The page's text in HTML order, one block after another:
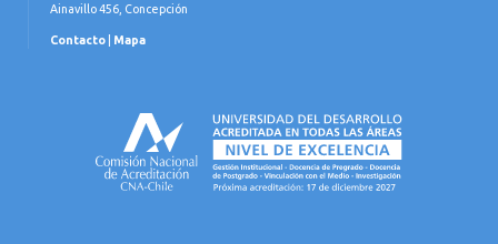
Ainavillo 456, Concepción
Contacto Mapa